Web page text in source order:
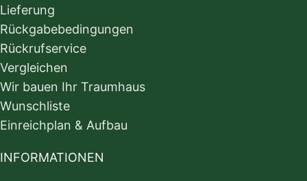
Lieferung
Rückgabebedingungen
Rückrufservice
Vergleichen
Wir bauen Ihr Traumhaus
Wunschliste
Einreichplan & Aufbau
INFORMATIONEN